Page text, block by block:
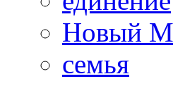
Новый
семья